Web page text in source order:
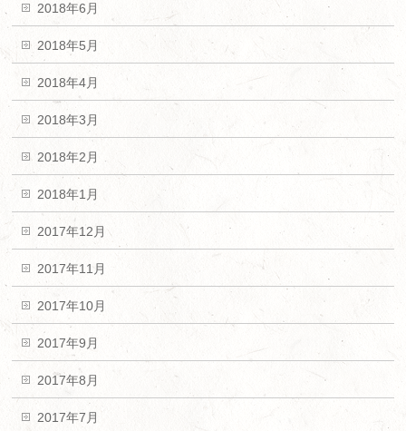
2018年6月
2018年5月
2018年4月
2018年3月
2018年2月
2018年1月
2017年12月
2017年11月
2017年10月
2017年9月
2017年8月
2017年7月